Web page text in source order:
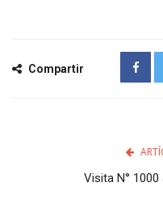
Compartir
Visita N°